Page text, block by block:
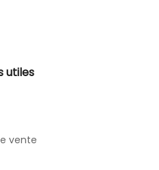
utiles
vente